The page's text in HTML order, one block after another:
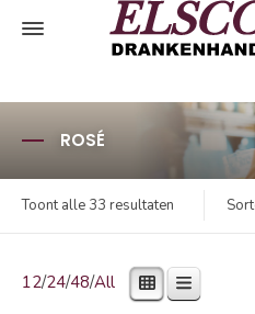
ROSÉ
Toont alle 33 resultaten
12/24/48/All